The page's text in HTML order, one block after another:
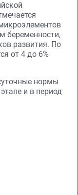
беременности,
развития. По
от 4 до 6%
нормы
и в период